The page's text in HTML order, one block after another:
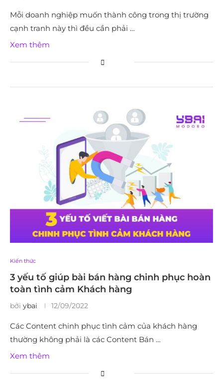
Mỗi doanh nghiệp muốn thành công trong thị trường
cạnh tranh này thì đều cần phải …
Xem thêm
Kiến thức
3 yếu tố giúp bài bán hàng chinh phục hoàn
toàn tình cảm Khách hàng
bởi ybai 12/09/2022
Các Content chinh phục tình cảm của khách hàng
thường không phải là các Content Bán …
Xem thêm